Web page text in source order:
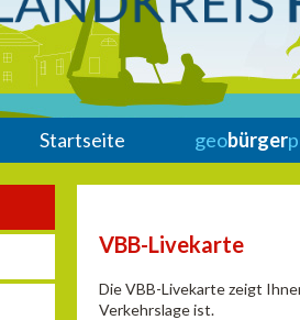
Startseite geobürger
VBB-Livekarte
Die VBB-Livekarte zeigt
Verkehrslage ist.